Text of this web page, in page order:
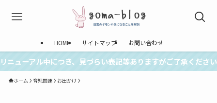
HOME サイトマップ お問い合わせ
リニューアル中につき、見づらい表記等ありますがご了承ください
ホーム 育児関連 お出かけ